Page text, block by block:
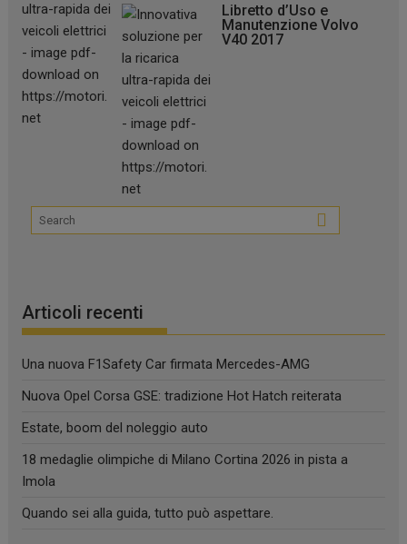
Libretto d’Uso e
Manutenzione Volvo
V40 2017
Articoli recenti
Una nuova F1Safety Car firmata Mercedes-AMG
Nuova Opel Corsa GSE: tradizione Hot Hatch reiterata
Estate, boom del noleggio auto
18 medaglie olimpiche di Milano Cortina 2026 in pista a
Imola
Quando sei alla guida, tutto può aspettare.